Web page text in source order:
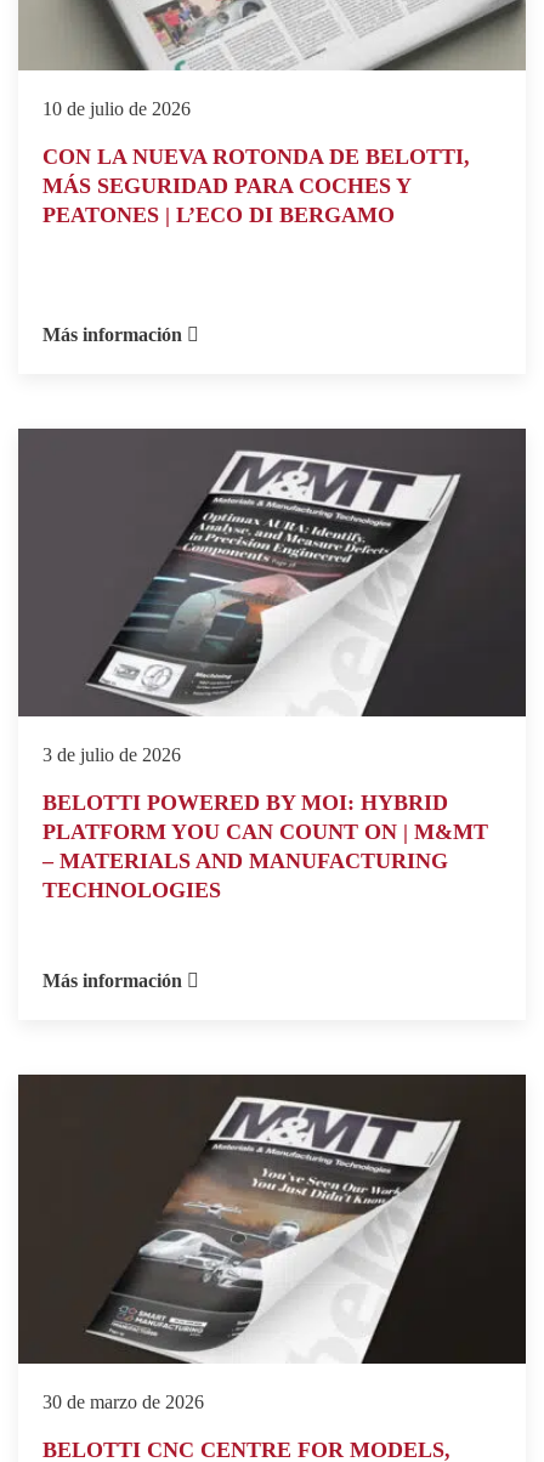
10 de julio de 2026
CON LA NUEVA ROTONDA DE BELOTTI,
MÁS SEGURIDAD PARA COCHES Y
PEATONES | L’ECO DI BERGAMO
Más información
3 de julio de 2026
BELOTTI POWERED BY MOI: HYBRID
PLATFORM YOU CAN COUNT ON | M&MT
– MATERIALS AND MANUFACTURING
TECHNOLOGIES
Más información
30 de marzo de 2026
BELOTTI CNC CENTRE FOR MODELS,